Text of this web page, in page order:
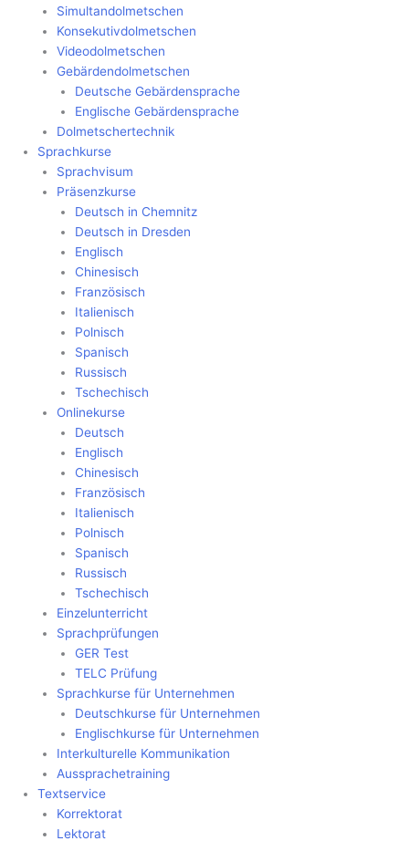
Simultandolmetschen
Konsekutivdolmetschen
Videodolmetschen
Gebärdendolmetschen
Deutsche Gebärdensprache
Englische Gebärdensprache
Dolmetschertechnik
Sprachkurse
Sprachvisum
Präsenzkurse
Deutsch in Chemnitz
Deutsch in Dresden
Englisch
Chinesisch
Französisch
Italienisch
Polnisch
Spanisch
Russisch
Tschechisch
Onlinekurse
Deutsch
Englisch
Chinesisch
Französisch
Italienisch
Polnisch
Spanisch
Russisch
Tschechisch
Einzelunterricht
Sprachprüfungen
GER Test
TELC Prüfung
Sprachkurse für Unternehmen
Deutschkurse für Unternehmen
Englischkurse für Unternehmen
Interkulturelle Kommunikation
Aussprachetraining
Textservice
Korrektorat
Lektorat